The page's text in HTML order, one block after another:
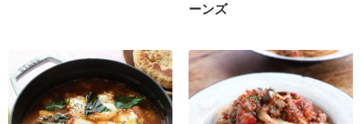
ーンズ